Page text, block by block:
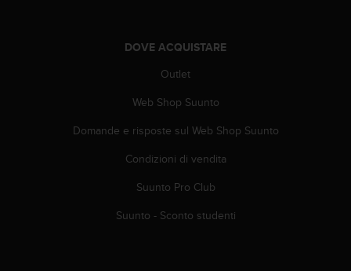
DOVE ACQUISTARE
Outlet
Web Shop Suunto
Domande e risposte sul Web Shop Suunto
Condizioni di vendita
Suunto Pro Club
Suunto - Sconto studenti